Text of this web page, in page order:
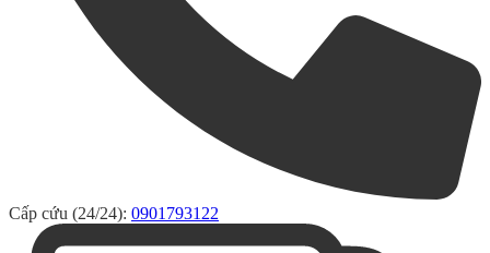
Cấp cứu (24/24): 0901793122